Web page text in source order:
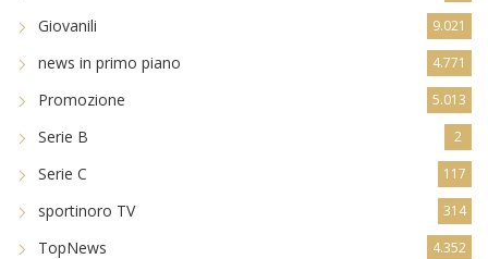
Giovanili 9.021
news in primo piano 4.771
Promozione 5.013
Serie B 2
Serie C 117
sportinoro TV 314
TopNews 4.352